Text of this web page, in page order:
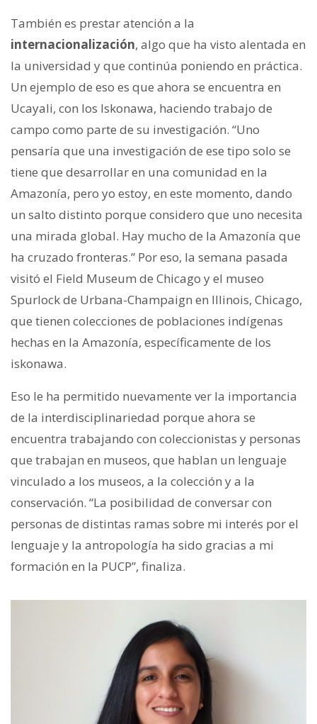
También es prestar atención a la
internacionalización, algo que ha visto alentada en
la universidad y que continúa poniendo en práctica.
Un ejemplo de eso es que ahora se encuentra en
Ucayali, con los Iskonawa, haciendo trabajo de
campo como parte de su investigación. “Uno
pensaría que una investigación de ese tipo solo se
tiene que desarrollar en una comunidad en la
Amazonía, pero yo estoy, en este momento, dando
un salto distinto porque considero que uno necesita
una mirada global. Hay mucho de la Amazonía que
ha cruzado fronteras.” Por eso, la semana pasada
visitó el Field Museum de Chicago y el museo
Spurlock de Urbana-Champaign en Illinois, Chicago,
que tienen colecciones de poblaciones indígenas
hechas en la Amazonía, específicamente de los
iskonawa.
Eso le ha permitido nuevamente ver la importancia
de la interdisciplinariedad porque ahora se
encuentra trabajando con coleccionistas y personas
que trabajan en museos, que hablan un lenguaje
vinculado a los museos, a la colección y a la
conservación. “La posibilidad de conversar con
personas de distintas ramas sobre mi interés por el
lenguaje y la antropología ha sido gracias a mi
formación en la PUCP”, finaliza.